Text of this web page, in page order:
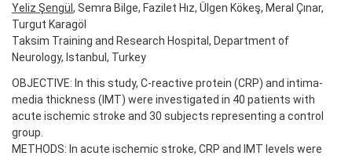
Yeliz Şengül , Semra Bilge, Fazilet Hız, Ülgen Kökeş, Meral Çınar,
Turgut Karagöl
Taksim Training and Research Hospital, Department of
Neurology, Istanbul, Turkey
OBJECTIVE: In this study, C-reactive protein (CRP) and intima-
media thickness (IMT) were investigated in 40 patients with
acute ischemic stroke and 30 subjects representing a control
group.
METHODS: In acute ischemic stroke, CRP and IMT levels were